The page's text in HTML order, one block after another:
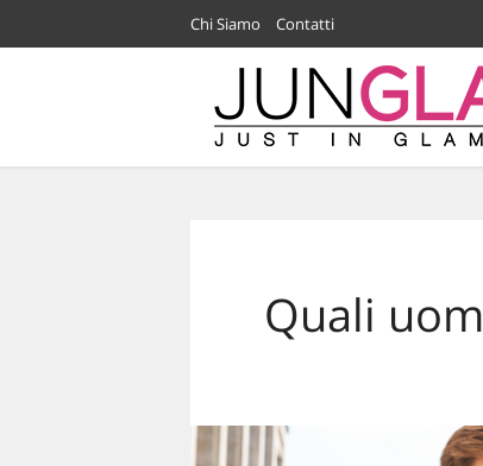
Chi Siamo Contatti
Quali